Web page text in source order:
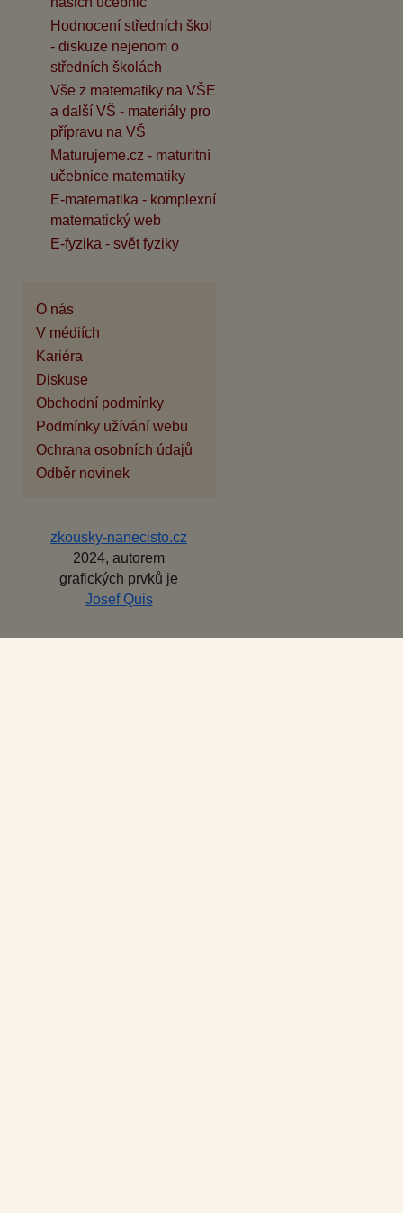
Hodnocení středních škol
- diskuze nejenom o
středních školách
Vše z matematiky na VŠE
a další VŠ - materiály pro
přípravu na VŠ
Maturujeme.cz - maturitní
učebnice matematiky
E-matematika - komplexní
matematický web
E-fyzika - svět fyziky
O nás
V médiích
Kariéra
Diskuse
Obchodní podmínky
Podmínky užívání webu
Ochrana osobních údajů
Odběr novinek
zkousky-nanecisto.cz
2024, autorem
grafických prvků je
Josef Quis